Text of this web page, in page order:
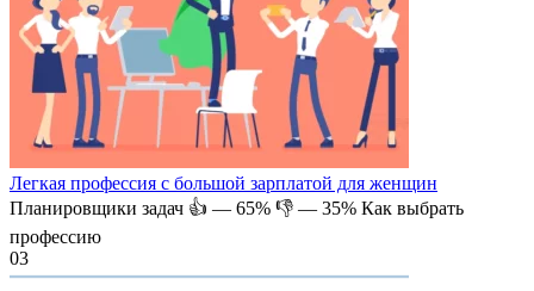
Легкая профессия с большой зарплатой для женщин
Планировщики задач 👍 — 65% 👎 — 35% Как выбрать
профессию
03